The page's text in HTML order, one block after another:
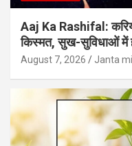
Aaj Ka Rashifal:
किस्मत, सुख-सुविधाओं में
August 7, 2026 Janta